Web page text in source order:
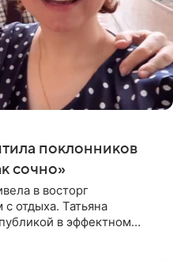
поклонников
сочно»
в восторг
отдыха. Татьяна
в эффектном